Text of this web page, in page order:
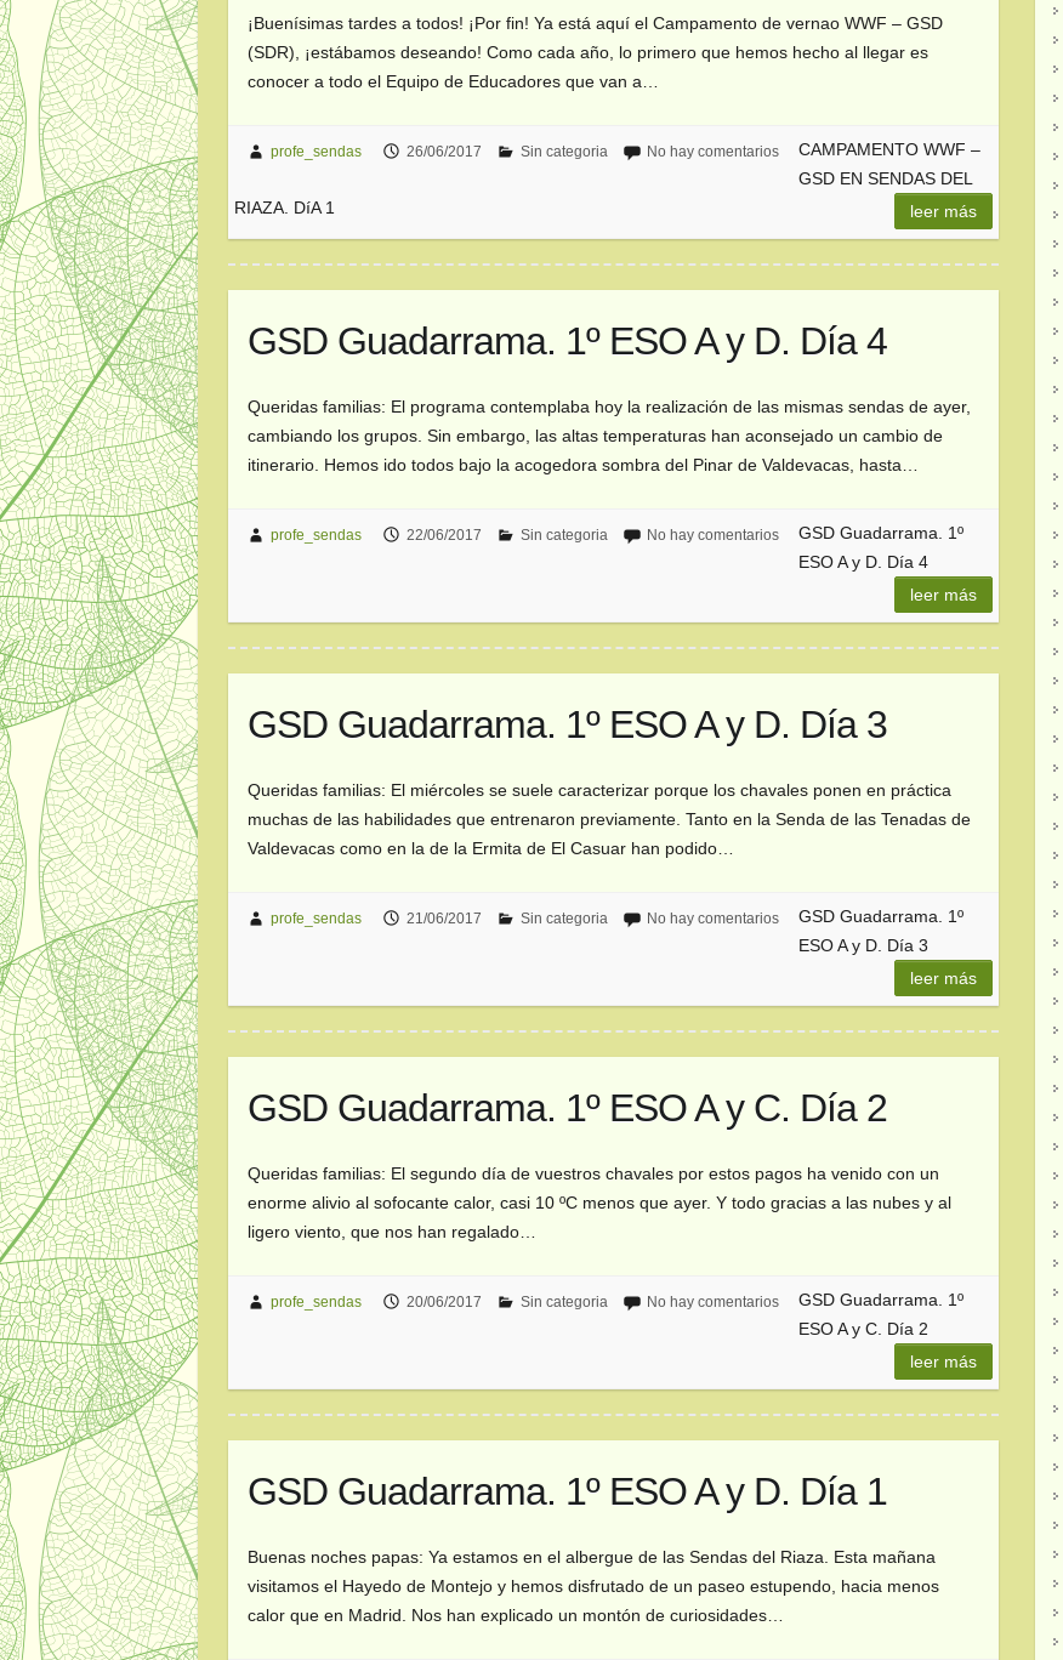
¡Buenísimas tardes a todos! ¡Por fin! Ya está aquí el Campamento de vernao WWF – GSD
(SDR), ¡estábamos deseando! Como cada año, lo primero que hemos hecho al llegar es
conocer a todo el Equipo de Educadores que van a…
profe_sendas 26/06/2017 Sin categoria No hay comentarios
CAMPAMENTO WWF –
GSD EN SENDAS DEL
RIAZA. DíA 1
leer más
GSD Guadarrama. 1º ESO A y D. Día 4
Queridas familias: El programa contemplaba hoy la realización de las mismas sendas de ayer,
cambiando los grupos. Sin embargo, las altas temperaturas han aconsejado un cambio de
itinerario. Hemos ido todos bajo la acogedora sombra del Pinar de Valdevacas, hasta…
profe_sendas 22/06/2017 Sin categoria No hay comentarios
GSD Guadarrama. 1º
ESO A y D. Día 4
leer más
GSD Guadarrama. 1º ESO A y D. Día 3
Queridas familias: El miércoles se suele caracterizar porque los chavales ponen en práctica
muchas de las habilidades que entrenaron previamente. Tanto en la Senda de las Tenadas de
Valdevacas como en la de la Ermita de El Casuar han podido…
profe_sendas 21/06/2017 Sin categoria No hay comentarios
GSD Guadarrama. 1º
ESO A y D. Día 3
leer más
GSD Guadarrama. 1º ESO A y C. Día 2
Queridas familias: El segundo día de vuestros chavales por estos pagos ha venido con un
enorme alivio al sofocante calor, casi 10 ºC menos que ayer. Y todo gracias a las nubes y al
ligero viento, que nos han regalado…
profe_sendas 20/06/2017 Sin categoria No hay comentarios
GSD Guadarrama. 1º
ESO A y C. Día 2
leer más
GSD Guadarrama. 1º ESO A y D. Día 1
Buenas noches papas: Ya estamos en el albergue de las Sendas del Riaza. Esta mañana
visitamos el Hayedo de Montejo y hemos disfrutado de un paseo estupendo, hacia menos
calor que en Madrid. Nos han explicado un montón de curiosidades…